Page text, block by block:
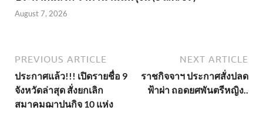
August 7, 2026
PREVIOUS ARTICLE
ประกาศแล้ว!!! เปิดรายชื่อ 9
จังหวัดล่าสุด สั่งยกเลิก
สมาคมฌาปนกิจ 10 แห่ง
NEXT ARTICLE
ราชกิจจาฯ ประกาศสั่งปลด
ฟ้าผ่า ถอดยศพันตรีหญิง..